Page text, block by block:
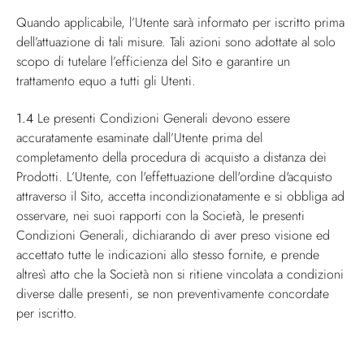
Quando applicabile, l’Utente sarà informato per iscritto prima
dell’attuazione di tali misure. Tali azioni sono adottate al solo
scopo di tutelare l’efficienza del Sito e garantire un
trattamento equo a tutti gli Utenti.
1.4 Le presenti Condizioni Generali devono essere
accuratamente esaminate dall’Utente prima del
completamento della procedura di acquisto a distanza dei
Prodotti. L’Utente, con l'effettuazione dell'ordine d'acquisto
attraverso il Sito, accetta incondizionatamente e si obbliga ad
osservare, nei suoi rapporti con la Società, le presenti
Condizioni Generali, dichiarando di aver preso visione ed
accettato tutte le indicazioni allo stesso fornite, e prende
altresì atto che la Società non si ritiene vincolata a condizioni
diverse dalle presenti, se non preventivamente concordate
per iscritto.